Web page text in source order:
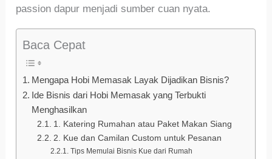
passion dapur menjadi sumber cuan nyata.
Baca Cepat
Mengapa Hobi Memasak Layak Dijadikan Bisnis?
Ide Bisnis dari Hobi Memasak yang Terbukti
Menghasilkan
1. Katering Rumahan atau Paket Makan Siang
2. Kue dan Camilan Custom untuk Pesanan
Tips Memulai Bisnis Kue dari Rumah